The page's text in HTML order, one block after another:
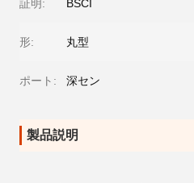
証明: BSCI
形: 丸型
ポート: 深セン
製品説明